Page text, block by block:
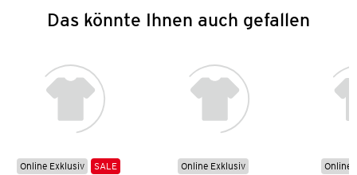
Das könnte Ihnen auch gefallen
Online Exklusiv
SALE
Online Exklusiv
Online